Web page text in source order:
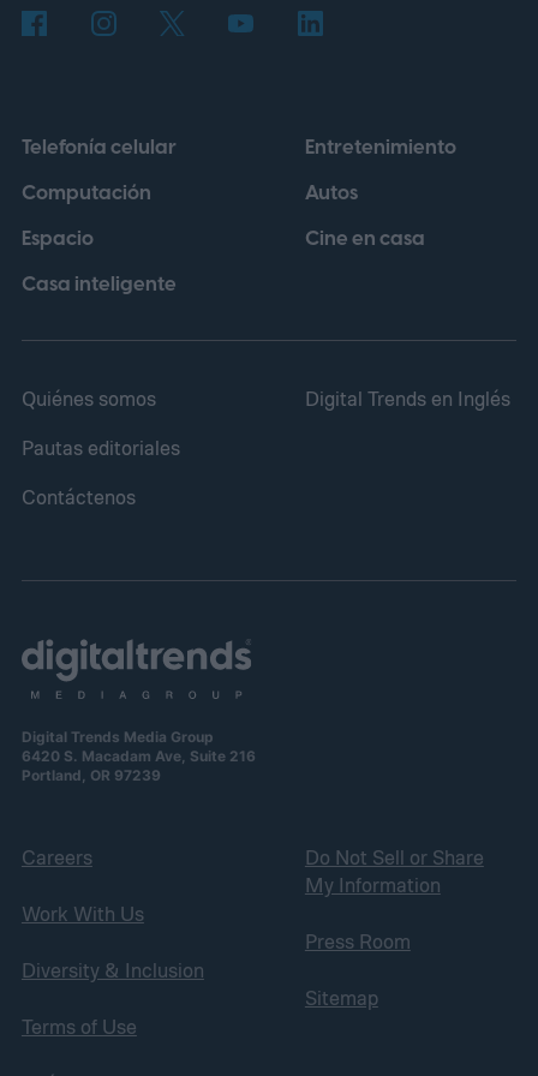
de secuencias de ADN y, para este
pertenecientes a la familia Microviridae.
Telefonía celular
Computación
Espacio
Casa inteligente
Entretenimiento
Autos
Cine en casa
Quiénes somos
Pautas editoriales
Contáctenos
Digital Trends en Inglés
Digital Trends Media Group
6420 S. Macadam Ave, Suite 216
Portland, OR 97239
Careers
Work With Us
Diversity & Inclusion
Terms of Use
Do Not Sell or Share
My Information
Press Room
Sitemap